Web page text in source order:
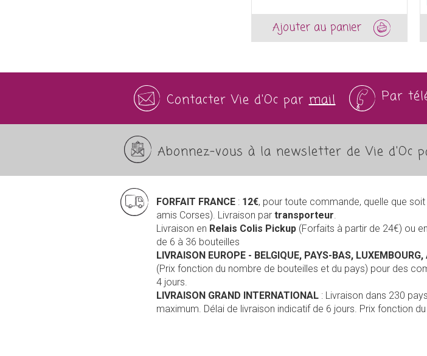
Ajouter au panier
Contacter Vie d'Oc parmail Par
Abonnez-vous à la newsletter de Vie d'Oc
FORFAIT FRANCE : 12€, pour toute commande, quelle que
amis Corses). Livraison partransporteur.
Livraison en Relais Colis Pickup (Forfaits à partir de 24€) ou en
de 6 à 36 bouteilles
LIVRAISON EUROPE - BELGIQUE, PAYS-BAS,
(Prix fonction du nombre de bouteilles et du pays) pour des
4 jours.
LIVRAISON GRAND INTERNATIONAL : Livraison dans 230
maximum. Délai de livraison indicatif de 6 jours. Prix fonction